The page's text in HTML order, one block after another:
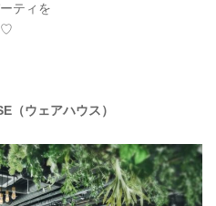
ティを
♡
（ウェアハウス）